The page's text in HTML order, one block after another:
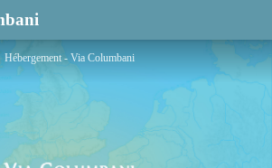
à Vitré
Hébergement - Via Columbani